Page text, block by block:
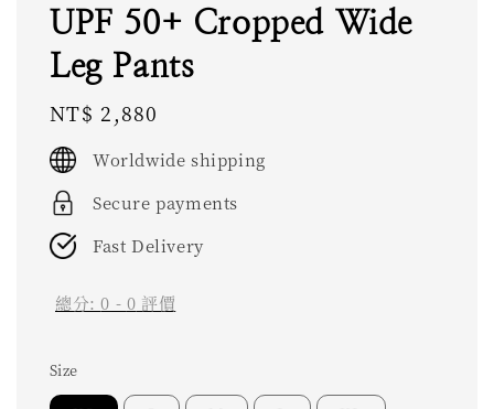
UPF 50+ Cropped Wide
Leg Pants
Regular
price
NT$ 2,880
Worldwide shipping
Secure payments
Fast Delivery
總分:0 - 0 評價
Size